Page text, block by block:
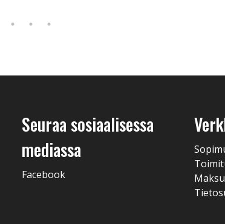
Seuraa sosiaalisessa
mediassa
Facebook